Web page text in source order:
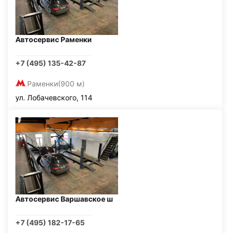
Автосервис Раменки
+7 (495) 135-42-87
Раменки(900 м)
ул. Лобачевского, 114
Автосервис Варшавское ш
+7 (495) 182-17-65